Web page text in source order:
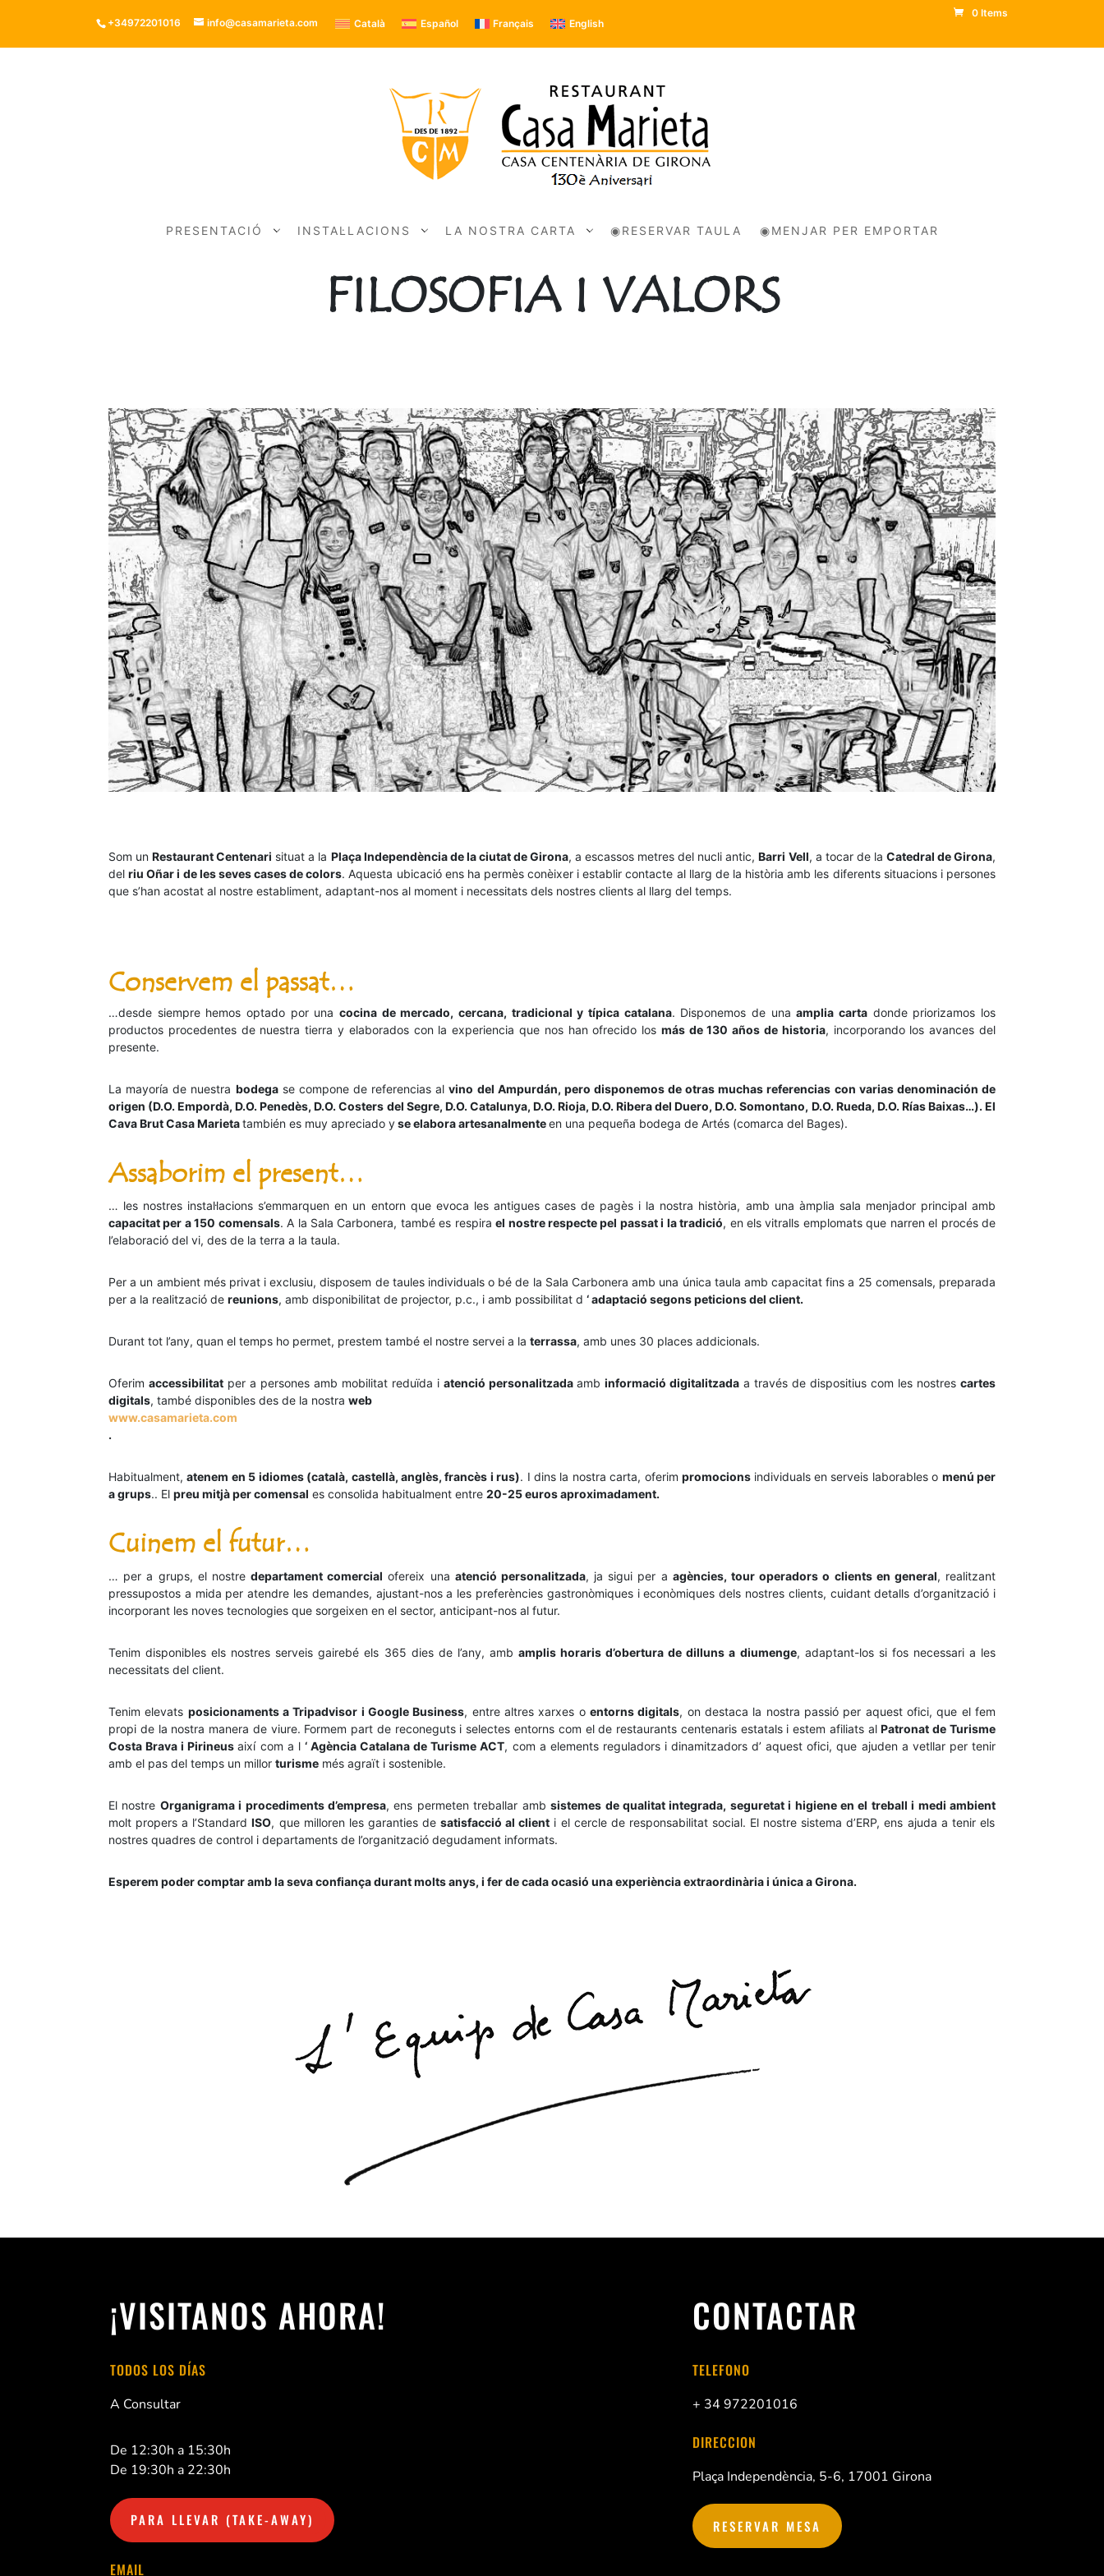
+34972201016 info@casamarieta.com Català Español Français English
0 Items
PRESENTACIÓ INSTAL·LACIONS LA NOSTRA CARTA ◉RESERVAR TAULA ◉MENJAR PER EMPORTAR
FILOSOFIA I VALORS
Som unRestaurant Centenari situat a la Plaça Independència de la ciutat de Girona, a escassos metres del nucli antic,Barri Vell, a tocar de la Catedral de Girona,
delriu Oñar i de les seves cases de colors. Aquesta ubicació ens ha permès conèixer i establir contacte al llarg de la història amb les diferents situacions i persones
que s’han acostat al nostre establiment, adaptant-nos al moment i necessitats dels nostres clients al llarg del temps.
Conservem el passat…
…desde siempre hemos optado por una cocina de mercado, cercana, tradicional y típica catalana. Disponemos de unaamplia carta donde priorizamos los
productos procedentes de nuestra tierra y elaborados con la experiencia que nos han ofrecido los más de 130 años de historia, incorporando los avances del
presente.
La mayoría de nuestra bodegase compone de referencias alvino del Ampurdán, pero disponemos de otras muchas referencias con varias denominación de
origen (D.O. Empordà, D.O. Penedès, D.O. Costers del Segre, D.O. Catalunya, D.O. Rioja, D.O. Ribera del Duero, D.O. Somontano, D.O. Rueda, D.O. Rías Baixas…). El
Cava Brut Casa Marietatambién es muy apreciado yse elabora artesanalmenteen una pequeña bodega de Artés (comarca del Bages).
Assaborim el present…
… les nostres instal·lacions s’emmarquen en un entorn que evoca les antigues cases de pagès i la nostra història, amb una àmplia sala menjador principal amb
capacitat per a 150 comensals. A la Sala Carbonera, també es respirael nostre respecte pel passat i la tradició, en els vitralls emplomats que narren el procés de
l’elaboració del vi, des de la terra a la taula.
Per a un ambient més privat i exclusiu, disposem de taules individuals o bé de la Sala Carbonera amb una única taula amb capacitat fins a 25 comensals, preparada
per a la realització de reunions, amb disponibilitat de projector, p.c., i amb possibilitat d ‘ adaptació segons peticions del client.
Durant tot l’any, quan el temps ho permet, prestem també el nostre servei a la terrassa, amb unes 30 places addicionals.
Oferim accessibilitatper a persones amb mobilitat reduïda i atenció personalitzadaambinformació digitalitzada a través de dispositius com les nostrescartes
digitals, també disponibles des de la nostra web
www.casamarieta.com
.
Habitualment,atenem en 5 idiomes (català, castellà, anglès, francès i rus). I dins la nostra carta, oferimpromocions individuals en serveis laborables o menú per
a grups.. El preu mitjà per comensal es consolida habitualment entre 20-25 euros aproximadament.
Cuinem el futur…
… per a grups, el nostredepartament comercial ofereix una atenció personalitzada, ja sigui per a agències, tour operadors o clients en general, realitzant
pressupostos a mida per atendre les demandes, ajustant-nos a les preferències gastronòmiques i econòmiques dels nostres clients, cuidant detalls d’organització i
incorporant les noves tecnologies que sorgeixen en el sector, anticipant-nos al futur.
Tenim disponibles els nostres serveis gairebé els 365 dies de l’any, amb amplis horaris d’obertura de dilluns a diumenge, adaptant-los si fos necessari a les
necessitats del client.
Tenim elevats posicionaments a Tripadvisor i Google Business, entre altres xarxes oentorns digitals, on destaca la nostra passió per aquest ofici, que el fem
propi de la nostra manera de viure. Formem part de reconeguts i selectes entorns com el de restaurants centenaris estatals i estem afiliats alPatronat de Turisme
Costa Brava i Pirineusaixí com a l ‘ Agència Catalana de Turisme ACT, com a elements reguladors i dinamitzadors d’ aquest ofici, que ajuden a vetllar per tenir
amb el pas del temps un millor turisme més agraït i sostenible.
El nostre Organigrama i procediments d’empresa, ens permeten treballar ambsistemes de qualitat integrada, seguretat i higiene en el treball i medi ambient
molt propers a l’StandardISO, que milloren les garanties desatisfacció al client i el cercle de responsabilitat social. El nostre sistema d’ERP, ens ajuda a tenir els
nostres quadres de control i departaments de l’organització degudament informats.
Esperem poder comptar amb la seva confiança durant molts anys, i fer de cada ocasió una experiència extraordinària i única a Girona.
¡VISITANOS AHORA!
TODOS LOS DÍAS
A Consultar
De 12:30h a 15:30h
De 19:30h a 22:30h
PARA LLEVAR (TAKE-AWAY)
EMAIL
CONTACTAR
TELEFONO
+ 34 972201016
DIRECCION
Plaça Independència, 5-6, 17001 Girona
RESERVAR MESA